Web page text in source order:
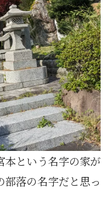
本という名字の家が
落の名字だと思っ